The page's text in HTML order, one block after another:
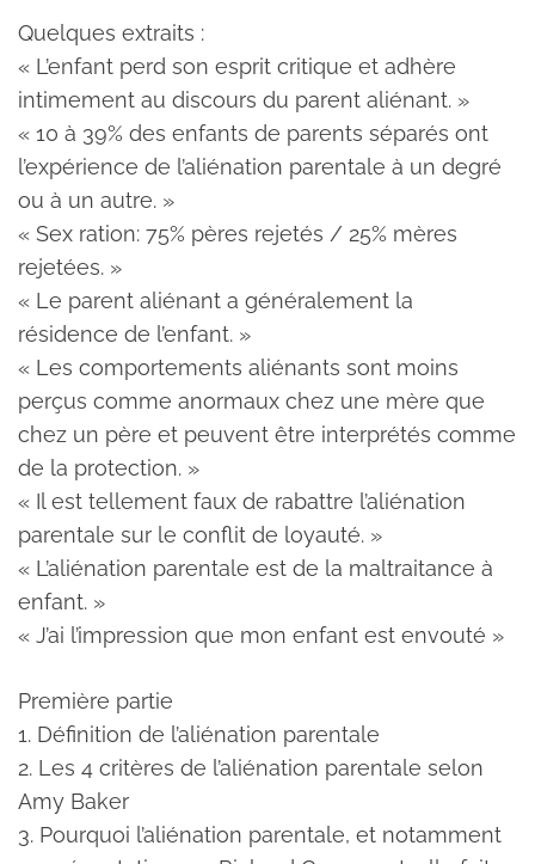
Quelques extraits :
« L’enfant perd son esprit critique et adhère
intimement au discours du parent aliénant. »
« 10 à 39% des enfants de parents séparés ont
l’expérience de l’aliénation parentale à un degré
ou à un autre. »
« Sex ration: 75% pères rejetés / 25% mères
rejetées. »
« Le parent aliénant a généralement la
résidence de l’enfant. »
« Les comportements aliénants sont moins
perçus comme anormaux chez une mère que
chez un père et peuvent être interprétés comme
de la protection. »
« Il est tellement faux de rabattre l’aliénation
parentale sur le conflit de loyauté. »
« L’aliénation parentale est de la maltraitance à
enfant. »
« J’ai l’impression que mon enfant est envouté »
Première partie
1. Définition de l’aliénation parentale
2. Les 4 critères de l’aliénation parentale selon
Amy Baker
3. Pourquoi l’aliénation parentale, et notamment